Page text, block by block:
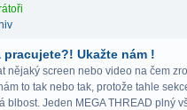
pracujete?! Ukažte nám !
nějaký screen nebo video na čem
to tak nebo tak, protože tahle
blbost. Jeden MEGA THREAD plný